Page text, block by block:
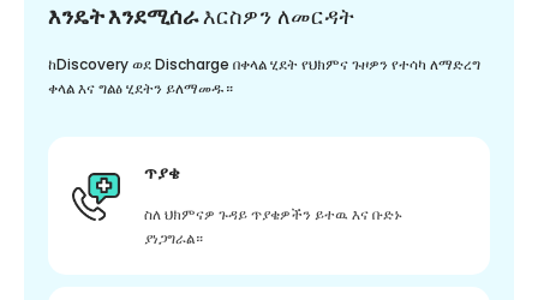
እንዴት እንደሚሰራእርስዎን ለመርዳት
ከDiscovery ወደ Discharge በቀላል ሂደት የህክምና ጉዞዎን የተሳካ ለማድረግ
ቀላል እና ግልፅ ሂደትን ይለማመዱ።
ጥያቄ
ስለ ህክምናዎ ጉዳይ ጥያቄዎችን ይተዉ እና ቡድኑ
ያነጋግራል።